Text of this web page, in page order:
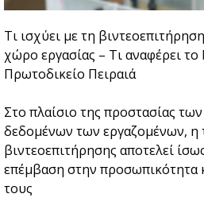
Τι ισχύει με τη
χώρο εργασίας – Τι αναφέρει
Πρωτοδικείο Πειραιά
Στο πλαίσιο της προστασίας
δεδομένων των εργαζομένων,
βιντεοεπιτήρησης αποτελεί
επέμβαση στην προσωπικότητα
τους